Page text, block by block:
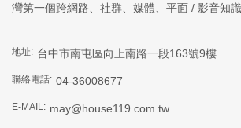
灣第一個跨網路、社群、媒體、平面 / 影音知識
地址: 台中市南屯區向上南路一段163號9樓
聯絡電話: 04-36008677
E-MAIL: may@house119.com.tw